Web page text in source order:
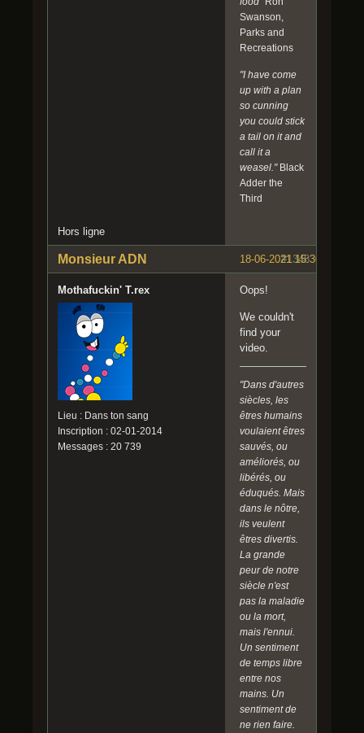
Swanson,
Parks and
Recreations
"I have come
up with a plan
so cunning
you could stick
a tail on it and
call it a
weasel."Black
Adder the
Third
Hors ligne
#1348
18-06-2021 15:30:47
Monsieur ADN
Mothafuckin' T.rex
Lieu : Dans ton sang
Inscription : 02-01-2014
Messages : 20 739
Oops!
We couldn't
find your
video.
"Dans d'autres
siècles, les
êtres humains
voulaient êtres
sauvés, ou
améliorés, ou
libérés, ou
éduqués. Mais
dans le nôtre,
ils veulent
êtres divertis.
La grande
peur de notre
siècle n'est
pas la maladie
ou la mort,
mais l'ennui.
Un sentiment
de temps libre
entre nos
mains. Un
sentiment de
ne rien faire.